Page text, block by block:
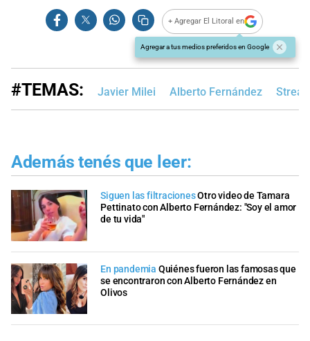
+ Agregar El Litoral en
Agregar a tus medios preferidos en Google
#TEMAS: Javier Milei Alberto Fernández
Además tenés que leer:
Siguen las filtracionesOtro video de Tamara
Pettinato con Alberto Fernández: "Soy el amor
de tu vida"
En pandemia Quiénes fueron las famosas que
se encontraron con Alberto Fernández en
Olivos